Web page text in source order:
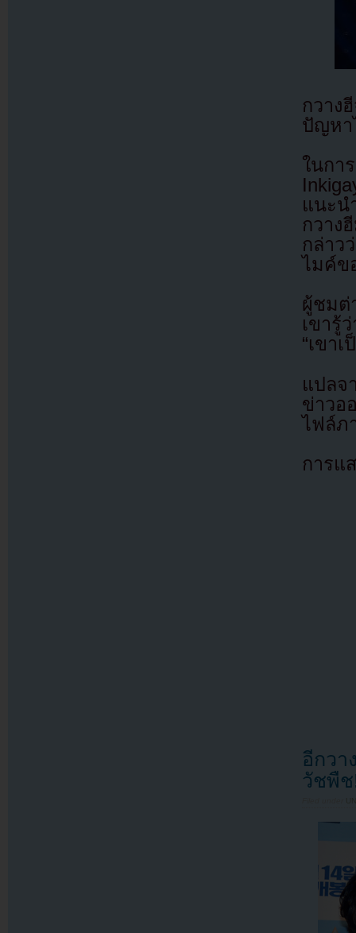
กวาง
ปัญหา
ในกา
แนะน
กวาง
กล่าว
ไมค์ข
ผู้ชมต่
เขารู้
“เขา
แปลจ
ข่าว
ไฟล์ภ
การแ
อีกวา
วัชพื